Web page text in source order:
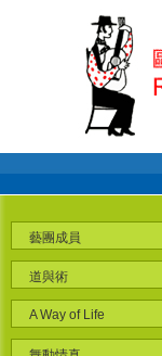
藝團成員
道與術
A Way of Life